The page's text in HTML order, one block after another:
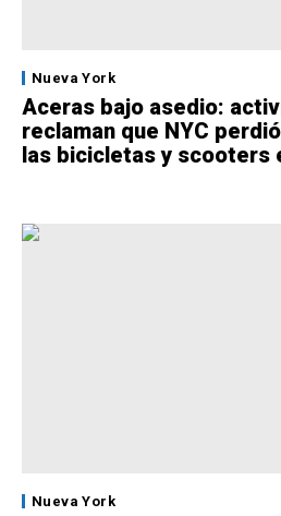
Nueva York
Aceras bajo asedio:
reclaman que NYC
las bicicletas y scooters
Nueva York